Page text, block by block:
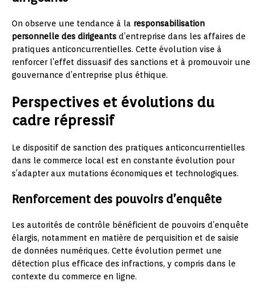
On observe une tendance à la responsabilisation
personnelle des dirigeants d’entreprise dans les affaires de
pratiques anticoncurrentielles. Cette évolution vise à
renforcer l’effet dissuasif des sanctions et à promouvoir une
gouvernance d’entreprise plus éthique.
Perspectives et évolutions du
cadre répressif
Le dispositif de sanction des pratiques anticoncurrentielles
dans le commerce local est en constante évolution pour
s’adapter aux mutations économiques et technologiques.
Renforcement des pouvoirs d’enquête
Les autorités de contrôle bénéficient de pouvoirs d’enquête
élargis, notamment en matière de perquisition et de saisie
de données numériques. Cette évolution permet une
détection plus efficace des infractions, y compris dans le
contexte du commerce en ligne.